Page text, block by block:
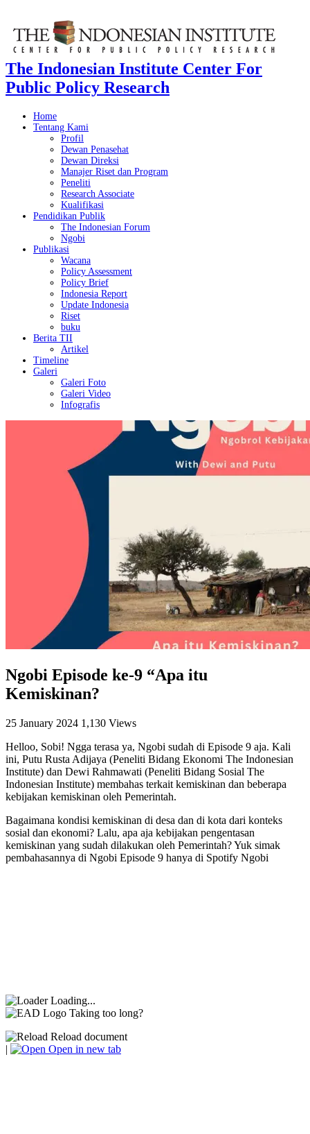
The Indonesian Institute Center For
Public Policy Research
Home
Tentang Kami
Profil
Dewan Penasehat
Dewan Direksi
Manajer Riset dan Program
Peneliti
Research Associate
Kualifikasi
Pendidikan Publik
The Indonesian Forum
Ngobi
Publikasi
Wacana
Policy Assessment
Policy Brief
Indonesia Report
Update Indonesia
Riset
buku
Berita TII
Artikel
Timeline
Galeri
Galeri Foto
Galeri Video
Infografis
Ngobi Episode ke-9 “Apa itu
Kemiskinan?
25 January 2024 1,130 Views
Helloo, Sobi! Ngga terasa ya, Ngobi sudah di Episode 9 aja. Kali
ini, Putu Rusta Adijaya (Peneliti Bidang Ekonomi The Indonesian
Institute) dan Dewi Rahmawati (Peneliti Bidang Sosial The
Indonesian Institute) membahas terkait kemiskinan dan beberapa
kebijakan kemiskinan oleh Pemerintah.
Bagaimana kondisi kemiskinan di desa dan di kota dari konteks
sosial dan ekonomi? Lalu, apa aja kebijakan pengentasan
kemiskinan yang sudah dilakukan oleh Pemerintah? Yuk simak
pembahasannya di Ngobi Episode 9 hanya di Spotify Ngobi
Loading...
Taking too long?
Reload document
|
Open in new tab